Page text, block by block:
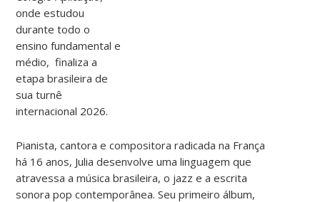
onde estudou
durante todo o
ensino fundamental e
médio, finaliza a
etapa brasileira de
sua turnê
internacional 2026.
Pianista, cantora e compositora radicada na França
há 16 anos, Julia desenvolve uma linguagem que
atravessa a música brasileira, o jazz e a escrita
sonora pop contemporânea. Seu primeiro álbum,